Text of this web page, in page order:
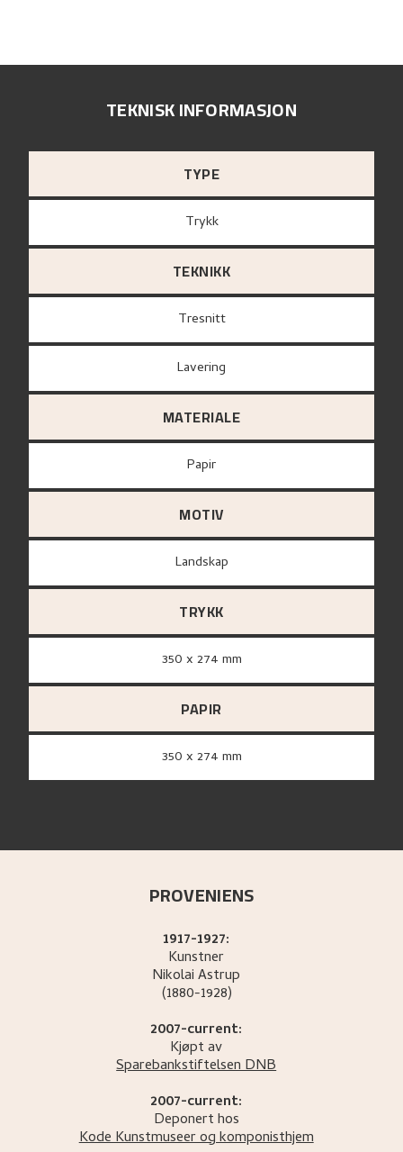
TEKNISK INFORMASJON
TYPE
Trykk
TEKNIKK
Tresnitt
Lavering
MATERIALE
papir
MOTIV
Landskap
TRYKK
350 x 274 mm
PAPIR
350 x 274 mm
PROVENIENS
1917-1927:
Kunstner
NikolaiAstrup
(1880-1928)
2007-current:
Kjøpt av
Sparebankstiftelsen DNB
2007-current:
Deponert hos
Kode Kunstmuseer og komponisthjem